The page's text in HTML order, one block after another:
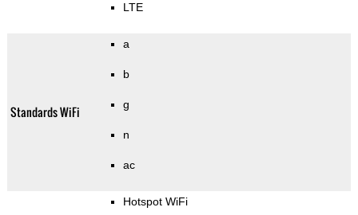
LTE
Standards WiFi
a
b
g
n
ac
Hotspot WiFi